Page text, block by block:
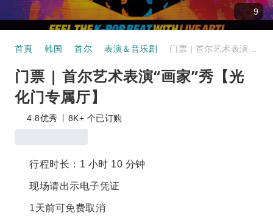
9
首頁 韩国 首尔 表演＆音乐剧
门票 | 首尔艺术表演“画家”秀【光
化门专属厅】
4.8优秀 8K+ 个已订购
行程时长：1 小时 10 分钟
现场请出示电子凭证
1天前可免费取消